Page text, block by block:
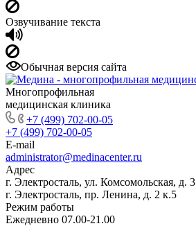
Озвучивание текста
Обычная версия сайта
Многопрофильная
медицинская клиника
+7 (499) 702-00-05
+7 (499) 702-00-05
E-mail
administrator@medinacenter.ru
Адрес
г. Электросталь, ул. Комсомольская, д. 3
г. Электросталь, пр. Ленина, д. 2 к.5
Режим работы
Ежедневно 07.00-21.00